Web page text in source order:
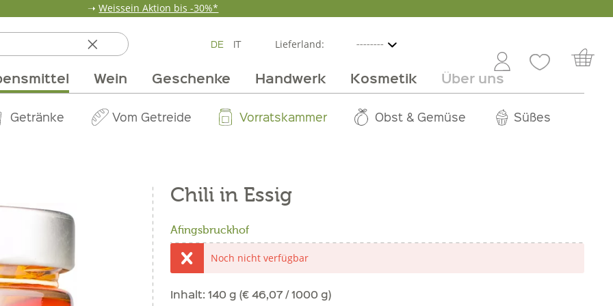
➝Weissein Aktion bis -30%*
DE IT Lieferland:
Wein Geschenke Handwerk Kosmetik Über uns
Erdbeerzeit Wandern
Getränke Vom Getreide Vorratskammer Obst & Gemüse Süßes
Anlass Weinpakete Weine im Angebot
Verpackungen
& Öle Team Unsere Märkte Pur Exclusive Online Großhandel Service Jobs
Chili in Essig
Afingsbruckhof
Noch nicht verfügbar
Inhalt:140 g (€ 46,07 / 1000 g)